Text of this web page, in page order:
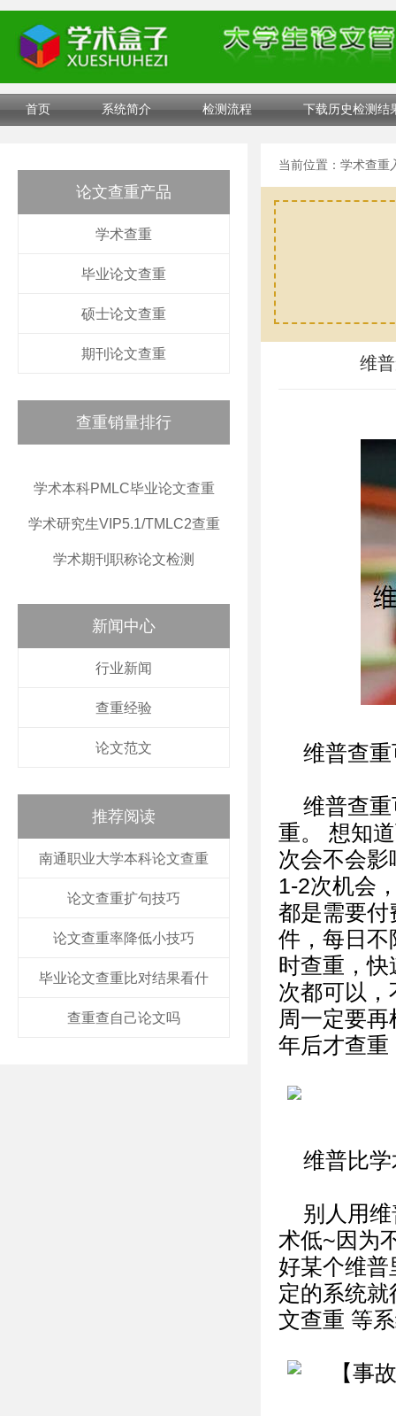
首页 系统简介 检测流程 下载历史检测结
论文查重产品
学术查重
毕业论文查重
硕士论文查重
期刊论文查重
查重销量排行
学术本科PMLC毕业论文查重
学术研究生VIP5.1/TMLC2查重
学术期刊职称论文检测
新闻中心
行业新闻
查重经验
论文范文
推荐阅读
南通职业大学本科论文查重
论文查重扩句技巧
论文查重率降低小技巧
毕业论文查重比对结果看什
查重查自己论文吗
当前位置： 学术查重
维
维普查
维普查
重。 想知
次会不会
1-2次机会
都是需要付
件，每日不
时查重，
次都可以
周一定要
年后才查重
维普比
别人用
术低~因为
好某个维
定的系统
文查重 等